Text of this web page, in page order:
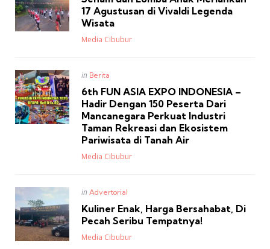
17 Agustusan di Vivaldi Legenda
Wisata
Posted
Media Cibubur
Posted
in
in Berita
6th FUN ASIA EXPO INDONESIA –
Hadir Dengan 150 Peserta Dari
Mancanegara Perkuat Industri
Taman Rekreasi dan Ekosistem
Pariwisata di Tanah Air
Posted
Media Cibubur
Posted
in Advertorial
Kuliner Enak, Harga Bersahabat, Di
Pecah Seribu Tempatnya!
Posted
Media Cibubur